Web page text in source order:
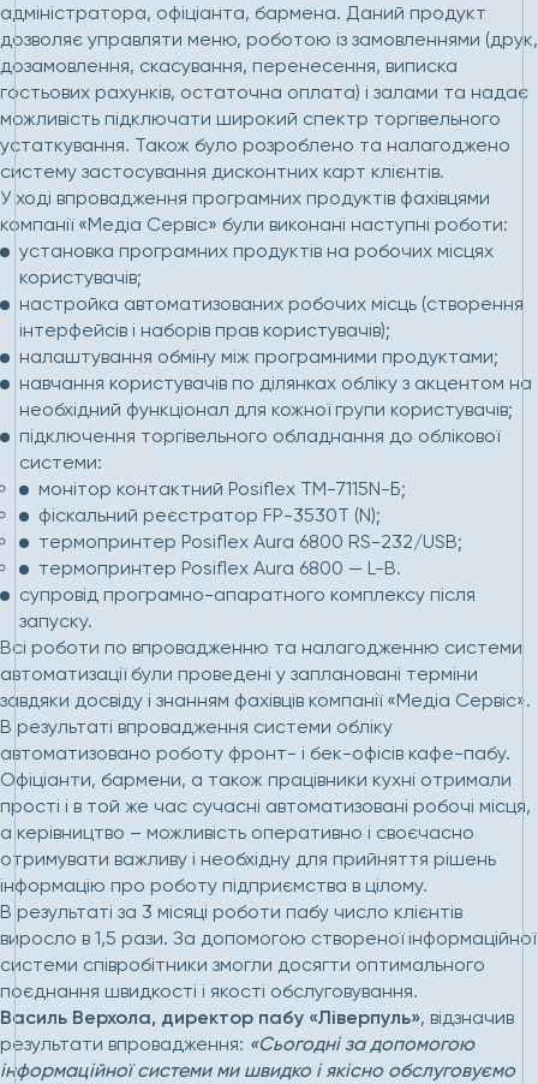
адміністратора, офіціанта, бармена. Даний продукт
дозволяє управляти меню, роботою із замовленнями (друк,
дозамовлення, скасування, перенесення, виписка
гостьових рахунків, остаточна оплата) і залами та надає
можливість підключати широкий спектр торгівельного
устаткування. Також було розроблено та налагоджено
систему застосування дисконтних карт клієнтів.
У ході впровадження програмних продуктів фахівцями
компанії «Медіа Сервіс» були виконані наступні роботи:
установка програмних продуктів на робочих місцях
користувачів;
настройка автоматизованих робочих місць (створення
інтерфейсів і наборів прав користувачів);
налаштування обміну між програмними продуктами;
навчання користувачів по ділянках обліку з акцентом на
необхідний функціонал для кожної групи користувачів;
підключення торгівельного обладнання до облікової
системи:
монітор контактний Posiflex TM-7115N-Б;
фіскальний реєстратор FP-3530T (N);
термопринтер Posiflex Aura 6800 RS-232/USB;
термопринтер Posiflex Aura 6800 — L-B.
супровід програмно-апаратного комплексу після
запуску.
Всі роботи по впровадженню та налагодженню системи
автоматизації були проведені у заплановані терміни
завдяки досвіду і знанням фахівців компанії «Медіа Сервіс».
В результаті впровадження системи обліку
автоматизовано роботу фронт- і бек-офісів кафе-пабу.
Офіціанти, бармени, а також працівники кухні отримали
прості і в той же час сучасні автоматизовані робочі місця,
а керівництво – можливість оперативно і своєчасно
отримувати важливу і необхідну для прийняття рішень
інформацію про роботу підприємства в цілому.
В результаті за 3 місяці роботи пабу число клієнтів
виросло в 1,5 рази. За допомогою створеної інформаційної
системи співробітники змогли досягти оптимального
поєднання швидкості і якості обслуговування.
Василь Верхола, директор пабу «Ліверпуль», відзначив
результати впровадження: «Сьогодні за допомогою
інформаційної системи ми швидко і якісно обслуговуємо